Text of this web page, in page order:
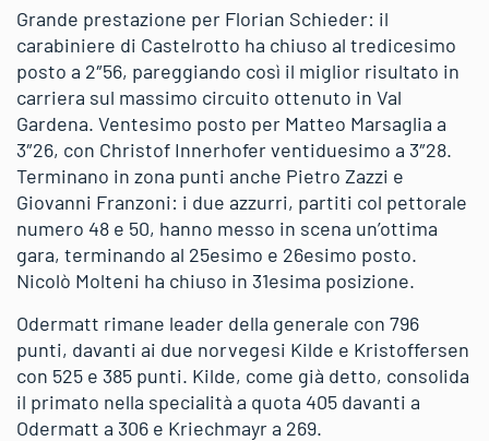
Grande prestazione per Florian Schieder: il
carabiniere di Castelrotto ha chiuso al tredicesimo
posto a 2″56, pareggiando così il miglior risultato in
carriera sul massimo circuito ottenuto in Val
Gardena. Ventesimo posto per Matteo Marsaglia a
3″26, con Christof Innerhofer ventiduesimo a 3″28.
Terminano in zona punti anche Pietro Zazzi e
Giovanni Franzoni: i due azzurri, partiti col pettorale
numero 48 e 50, hanno messo in scena un’ottima
gara, terminando al 25esimo e 26esimo posto.
Nicolò Molteni ha chiuso in 31esima posizione.
Odermatt rimane leader della generale con 796
punti, davanti ai due norvegesi Kilde e Kristoffersen
con 525 e 385 punti. Kilde, come già detto, consolida
il primato nella specialità a quota 405 davanti a
Odermatt a 306 e Kriechmayr a 269.